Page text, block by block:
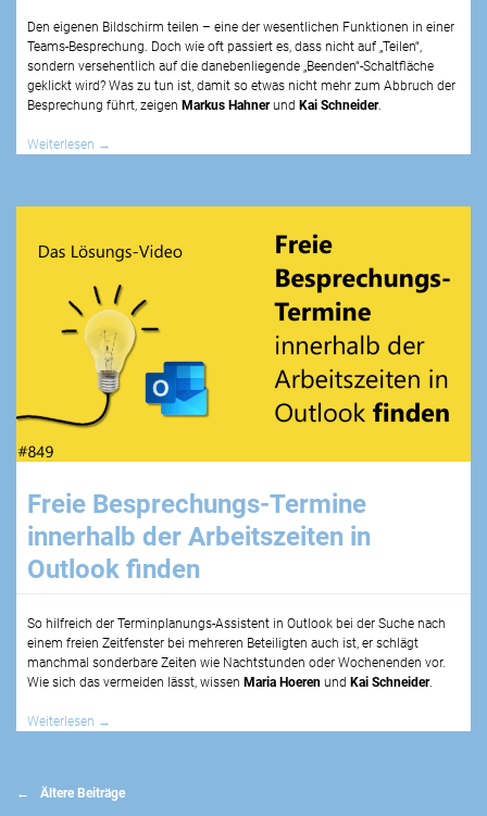
Den eigenen Bildschirm teilen – eine der wesentlichen Funktionen in einer
Teams-Besprechung. Doch wie oft passiert es, dass nicht auf „Teilen“,
sondern versehentlich auf die danebenliegende „Beenden“-Schaltfläche
geklickt wird? Was zu tun ist, damit so etwas nicht mehr zum Abbruch der
Besprechung führt, zeigen Markus Hahnerund Kai Schneider.
Weiterlesen →
Freie Besprechungs-Termine
innerhalb der Arbeitszeiten in
Outlook finden
So hilfreich der Terminplanungs-Assistent in Outlook bei der Suche nach
einem freien Zeitfenster bei mehreren Beteiligten auch ist, er schlägt
manchmal sonderbare Zeiten wie Nachtstunden oder Wochenenden vor.
Wie sich das vermeiden lässt, wissen Maria Hoeren und Kai Schneider.
Weiterlesen →
Beitragsnavigation
Ältere Beiträge